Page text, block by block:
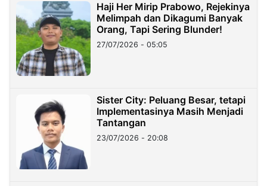
Haji Her Mirip Prabowo, Rejekinya
Melimpah dan Dikagumi Banyak
Orang, Tapi Sering Blunder!
27/07/2026 - 05:05
Sister City: Peluang Besar, tetapi
Implementasinya Masih Menjadi
Tantangan
23/07/2026 - 20:08